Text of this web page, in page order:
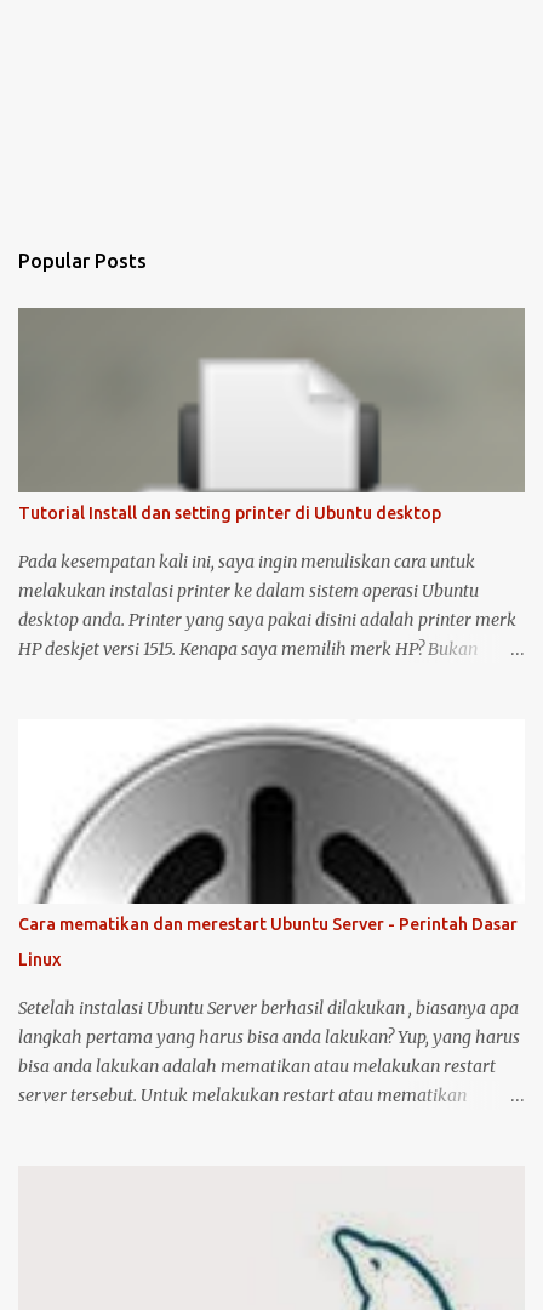
Popular Posts
Tutorial Install dan setting printer di Ubuntu desktop
Pada kesempatan kali ini, saya ingin menuliskan cara untuk
melakukan instalasi printer ke dalam sistem operasi Ubuntu
desktop anda. Printer yang saya pakai disini adalah printer merk
HP deskjet versi 1515. Kenapa saya memilih merk HP? Bukan
open source seperti Ubuntu . Langsung saja saya mulai langkah-
langkah untuk instalasi printer HP 1515 di Ubuntu desktop . Cara
ini bisa juga digunakan untuk merk printer lainnya, hanya saja
saya tidak bisa menjamin ketersediaan driver untuk sistem
operasi Linux ( Ubuntu ). Oh iya, saran saya, saat melakukan
instalasi dan setting printer, lebih baik komputer Ubuntu anda
terkoneksi dengan internet, berikut langkah-langkahnya: Colokin
keduanya. Kemudian klik logo unity di pojok kiri atas, kemudian
ketik printer, untuk masuk ke menu setting pr...
Cara mematikan dan merestart Ubuntu Server - Perintah Dasar
Linux
Setelah instalasi Ubuntu Server berhasil dilakukan , biasanya apa
langkah pertama yang harus bisa anda lakukan? Yup, yang harus
bisa anda lakukan adalah mematikan atau melakukan restart
server tersebut. Untuk melakukan restart atau mematikan
menggunakan mouse untuk melakukan restart atau shutdown
melalui antarmuka yang telah disediakan. Lalu bagaimana jika
anda menggunakan Ubuntu Server? yang notabene anda tidak